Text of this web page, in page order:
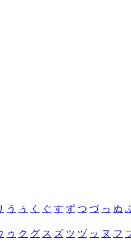
う ぅ く ぐ す ず つ づ っ ぬ
ゥ ク グ ス ズ ツ ヅ ッ ヌ フ